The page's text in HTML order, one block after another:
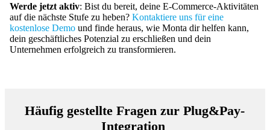
Werde jetzt aktiv: Bist du bereit, deine E-Commerce-Aktivitäten
auf die nächste Stufe zu heben? Kontaktiere uns für eine
kostenlose Demo und finde heraus, wie Monta dir helfen kann,
dein geschäftliches Potenzial zu erschließen und dein
Unternehmen erfolgreich zu transformieren.
Häufig gestellte Fragen zur Plug&Pay-
Integration